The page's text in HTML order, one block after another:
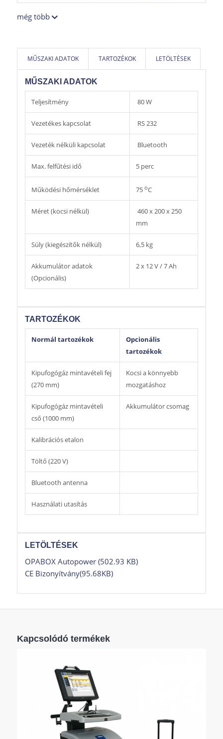
diagnosztikai szoftverrel, úgy a gázelemző egység
közvetlenül működtethető a szoftverből.
még több
MŰSZAKI ADATOK TARTOZÉKOK LETÖLTÉSEK
MŰSZAKI ADATOK
Teljesítmény 80 W
Vezetékes kapcsolat RS 232
Vezeték nélküli kapcsolat Bluetooth
Max. felfűtési idő 5 perc
Működési hőmérséklet 75 oC
Méret (kocsi nélkül)
460 x 200 x 250
mm
Súly (kiegészítők nélkül) 6,5 kg
Akkumulátor adatok
(Opcionális)
2 x 12 V / 7 Ah
TARTOZÉKOK
Normál tartozékok
Opcionális
tartozékok
Kipufogógáz mintavételi fej
(270 mm)
Kocsi a könnyebb
mozgatáshoz
Kipufogógáz mintavételi
cső (1000 mm)
Akkumulátor csomag
Kalibrációs etalon
Töltő (220 V)
Bluetooth antenna
Használati utasítás
LETÖLTÉSEK
OPABOX Autopower (502.93 KB)
CE Bizonyítvány(95.68KB)
Kapcsolódó termékek